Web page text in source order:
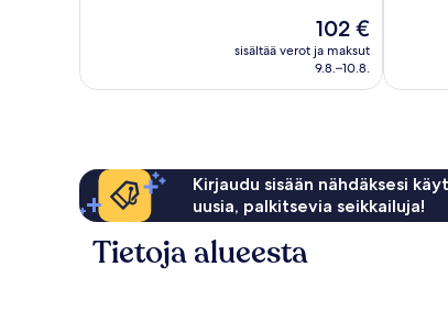
Hinta
on
102 €
102 €
sisältää verot ja maksut
9.8.–10.8.
Kirjaudu sisään nähdäksesi
uusia, palkitsevia seikkailuja!
Tietoja alueesta